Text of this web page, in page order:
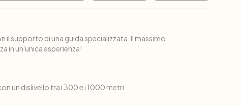
il supporto di una guida specializzata. Il massimo
in un'unica esperienza!
un dislivello tra i 300 e i 1000 metri